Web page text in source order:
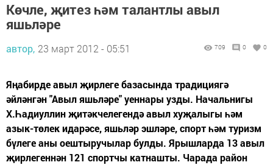
Көчле, җитез һәм талантлы авыл
яшьләре
автор, 23 март 2012 - 05:51 709 0 0
Яңабирде авыл җирлеге базасында традициягә
әйләнгән "Авыл яшьләре" уеннары узды. Начальнигы
Х.Һадиуллин җитәкчелегендә авыл хуҗалыгы һәм
азык-төлек идарәсе, яшьләр эшләре, спорт һәм туризм
бүлеге аны оештыручылар булды. Ярышларда 13 авыл
җирлегеннән 121 спортчы катнашты. Чарада район